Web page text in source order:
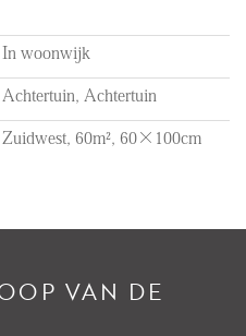
In woonwijk
Achtertuin, Achtertuin
Zuidwest, 60m², 60×100cm
VAN DE